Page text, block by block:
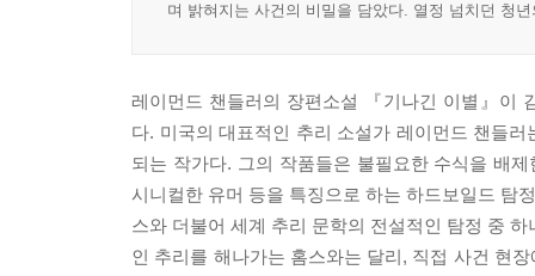
며 밝혀지는 사건의 비밀을 담았다. 열정 넘치던 청
레이먼드 챈들러의 장편소설 『기나긴 이별』이
다. 미국의 대표적인 추리 소설가 레이먼드 챈들
되는 작가다. 그의 작품들은 불필요한 수식을 배
시니컬한 유머 등을 특징으로 하는 하드보일드 탐
스와 더불어 세계 추리 문학의 전설적인 탐정 중
인 추리를 해나가는 홈스와는 달리, 직접 사건 현